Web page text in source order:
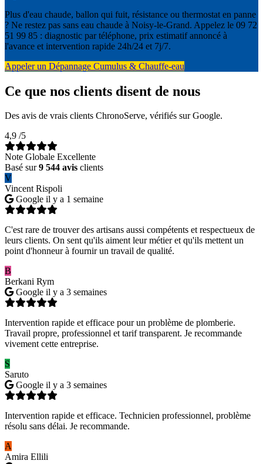
Plus d'eau chaude, ballon qui fuit, résistance ou thermostat en panne
? Ne restez pas sans eau chaude à Noisy-le-Grand. Appelez le 09 72
51 99 85 : diagnostic par téléphone, prix estimatif annoncé à
l'avance et intervention rapide 24h/24 et 7j/7.
Appeler un Dépannage Cumulus & Chauffe-eau
Ce que nos clients disent de nous
Des avis de vrais clients ChronoServe, vérifiés sur Google.
4,9 /5
Note Globale Excellente
Basé sur9 544 avis clients
V
Vincent Rispoli
Google il y a 1 semaine
C'est rare de trouver des artisans aussi compétents et respectueux de
leurs clients. On sent qu'ils aiment leur métier et qu'ils mettent un
point d'honneur à fournir un travail de qualité.
B
Berkani Rym
Google il y a 3 semaines
Intervention rapide et efficace pour un problème de plomberie.
Travail propre, professionnel et tarif transparent. Je recommande
vivement cette entreprise.
S
Saruto
Google il y a 3 semaines
Intervention rapide et efficace. Technicien professionnel, problème
résolu sans délai. Je recommande.
A
Amira Ellili